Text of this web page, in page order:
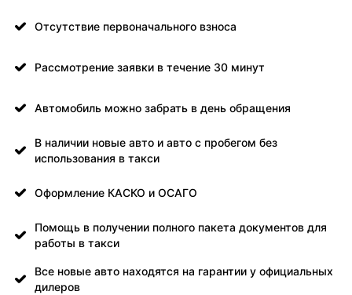
Отсутствие первоначального взноса
Рассмотрение заявки в течение 30 минут
Автомобиль можно забрать в день обращения
В наличии новые авто и авто с пробегом без
использования в такси
Оформление КАСКО и ОСАГО
Помощь в получении полного пакета документов для
работы в такси
Все новые авто находятся на гарантии у официальных
дилеров